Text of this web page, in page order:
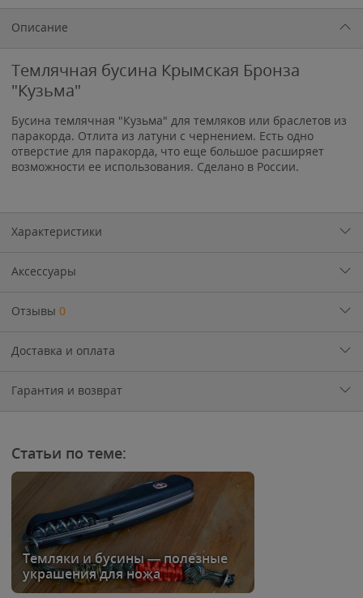
Описание
Темлячная бусина Крымская Бронза
"Кузьма"
Бусина темлячная "Кузьма" для темляков или браслетов из
паракорда. Отлита из латуни с чернением. Есть одно
отверстие для паракорда, что еще большое расширяет
возможности ее использования. Сделано в России.
Характеристики
Аксессуары
Отзывы 0
Доставка и оплата
Гарантия и возврат
Статьи по теме:
Темляки и бусины — полезные
украшения для ножа